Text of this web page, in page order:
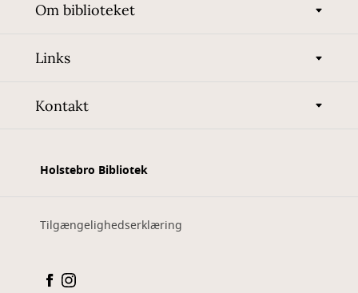
Om biblioteket
Links
Kontakt
Holstebro Bibliotek
Tilgængelighedserklæring